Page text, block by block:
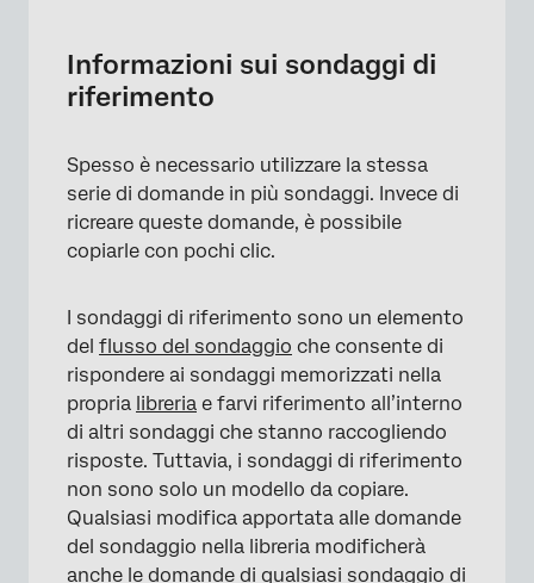
Utilizzo di un sondaggio di riferimento nel
Flusso del sondaggio
Generatore di sondaggi
Modifica di un Sondaggio di riferimento
Tradurre un sondaggio di riferimento
RIFERIMENTO
Approvazioni per i Sondaggi di riferimento
Compatibilità delle funzioni
Informazioni sui sondaggi di
riferimento
Spesso è necessario utilizzare la stessa
serie di domande in più sondaggi. Invece di
ricreare queste domande, è possibile
copiarle con pochi clic.
I sondaggi di riferimento sono un elemento
del flusso del sondaggio che consente di
rispondere ai sondaggi memorizzati nella
propria libreria e farvi riferimento all’interno
di altri sondaggi che stanno raccogliendo
risposte. Tuttavia, i sondaggi di riferimento
non sono solo un modello da copiare.
Qualsiasi modifica apportata alle domande
del sondaggio nella libreria modificherà
anche le domande di qualsiasi sondaggio di